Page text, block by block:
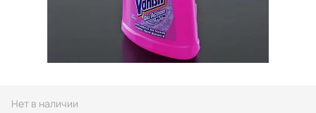
Нет в наличии